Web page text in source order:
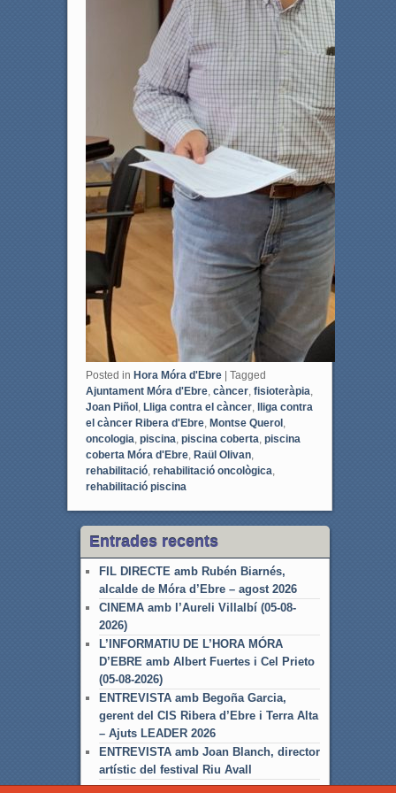
Posted in Hora Móra d'Ebre
Tagged
Ajuntament Móra d'Ebre, càncer, fisioteràpia,
Joan Piñol , Lliga contra el càncer,
lliga contra
el càncer Ribera d'Ebre, Montse Querol ,
oncologia, piscina, piscina coberta, piscina
coberta Móra d'Ebre, Raül Olivan,
rehabilitació, rehabilitació oncològica,
rehabilitació piscina
Entrades recents
FIL DIRECTE amb Rubén Biarnés,
alcalde de Móra d’Ebre – agost 2026
CINEMA amb l’Aureli Villalbí (05-08-
2026)
L’INFORMATIU DE L’HORA MÓRA
D’EBRE amb Albert Fuertes i Cel Prieto
(05-08-2026)
ENTREVISTA amb Begoña Garcia,
gerent del CIS Ribera d’Ebre i Terra Alta
– Ajuts LEADER 2026
ENTREVISTA amb Joan Blanch, director
artístic del festival Riu Avall